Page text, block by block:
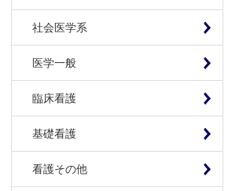
社会医学系
医学一般
臨床看護
基礎看護
看護その他